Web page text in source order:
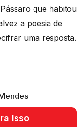
que habitou
a poesia de
uma resposta.
Isso